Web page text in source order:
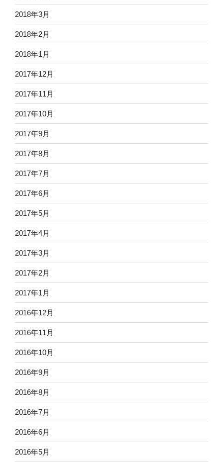
2018年3月
2018年2月
2018年1月
2017年12月
2017年11月
2017年10月
2017年9月
2017年8月
2017年7月
2017年6月
2017年5月
2017年4月
2017年3月
2017年2月
2017年1月
2016年12月
2016年11月
2016年10月
2016年9月
2016年8月
2016年7月
2016年6月
2016年5月